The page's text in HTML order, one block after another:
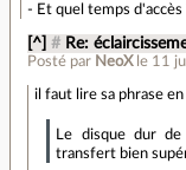
- Et quel temps
[^] # Re:
Posté par NeoX le 11
il faut lire sa phrase
Le disque dur
transfert bien